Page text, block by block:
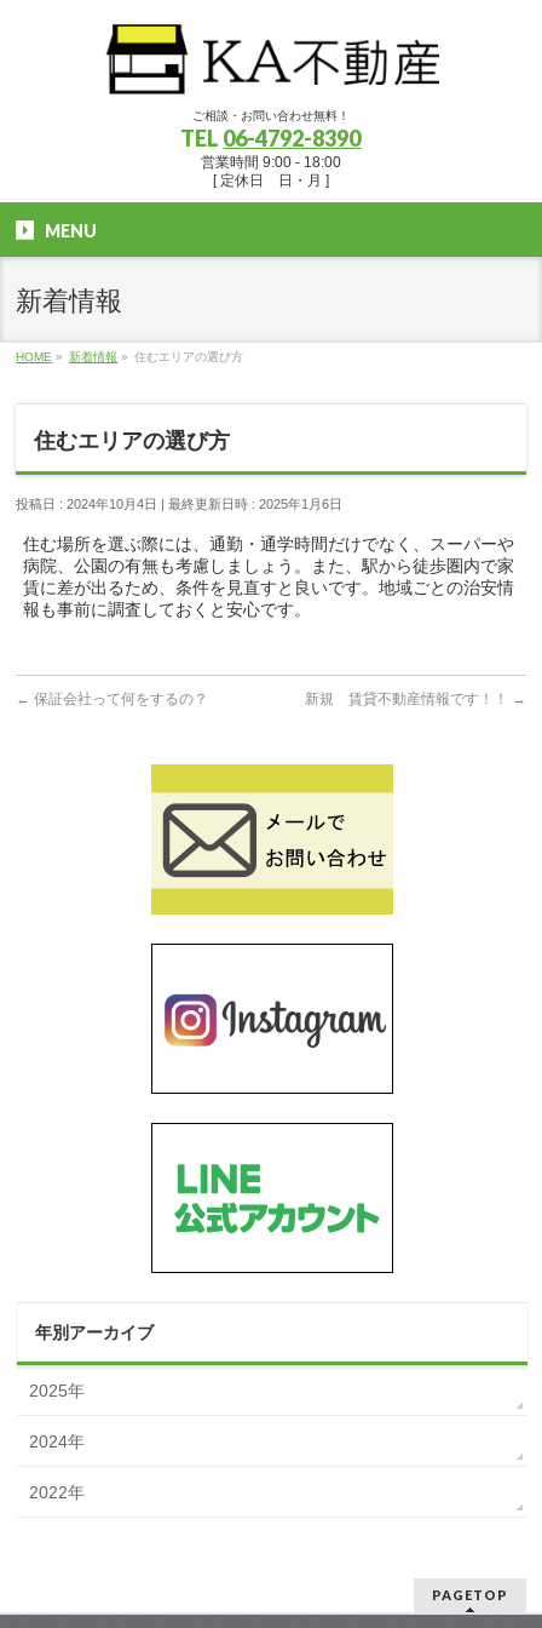
ご相談・お問い合わせ無料！
TEL 06-4792-8390
営業時間 9:00 - 18:00
[ 定休日 日・月 ]
MENU
新着情報
HOME » 新着情報 » 住むエリアの選び方
住むエリアの選び方
投稿日 : 2024年10月4日 最終更新日時 : 2025年1月6日
住む場所を選ぶ際には、通勤・通学時間だけでなく、スーパーや
病院、公園の有無も考慮しましょう。また、駅から徒歩圏内で家
賃に差が出るため、条件を見直すと良いです。地域ごとの治安情
報も事前に調査しておくと安心です。
← 保証会社って何をするの？ 新規 賃貸不動産情報です！！ →
年別アーカイブ
2025年
2024年
2022年
PAGETOP